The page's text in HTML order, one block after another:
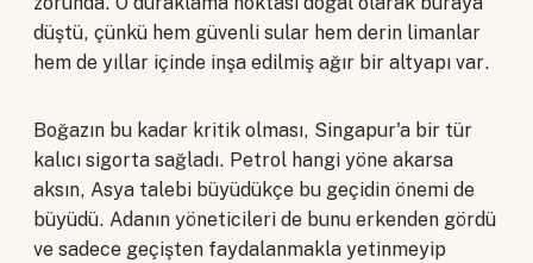
düştü, çünkü hem güvenli sular hem derin limanlar
hem de yıllar içinde inşa edilmiş ağır bir altyapı var.
Boğazın bu kadar kritik olması, Singapur'a bir tür
kalıcı sigorta sağladı. Petrol hangi yöne akarsa
aksın, Asya talebi büyüdükçe bu geçidin önemi de
büyüdü. Adanın yöneticileri de bunu erkenden gördü
ve sadece geçişten faydalanmakla yetinmeyip